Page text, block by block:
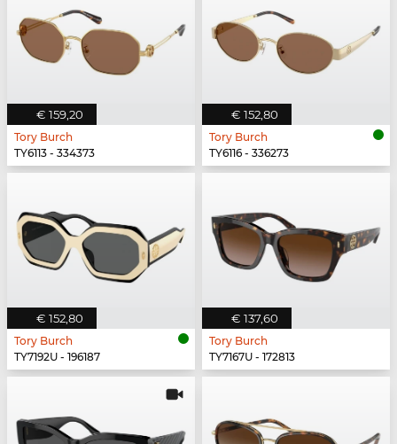
€ 159,20
Tory Burch
TY6113 - 334373
€ 152,80
Tory Burch
TY6116 - 336273
€ 152,80
Tory Burch
TY7192U - 196187
€ 137,60
Tory Burch
TY7167U - 172813